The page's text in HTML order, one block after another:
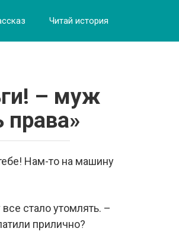
Читай история
– муж
права»
Нам-то на машину
стало утомлять. –
прилично?